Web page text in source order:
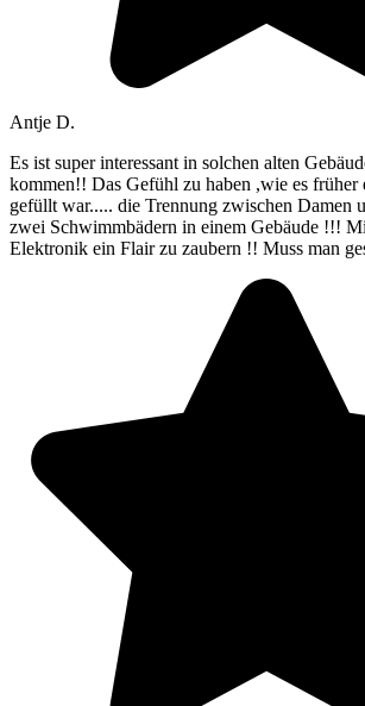
Antje D.
Es ist super interessant in solchen alten
kommen!! Das Gefühl zu haben ,wie es früher
gefüllt war..... die Trennung zwischen Damen
zwei Schwimmbädern in einem Gebäude !!!
Elektronik ein Flair zu zaubern !! Muss man